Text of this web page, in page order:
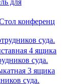
конференц
4 ящика
3 ящика